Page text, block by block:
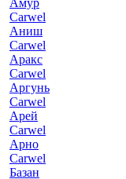
Амур
Carwel
Аниш
Carwel
Аракс
Carwel
Аргунь
Carwel
Арей
Carwel
Арно
Carwel
Базан